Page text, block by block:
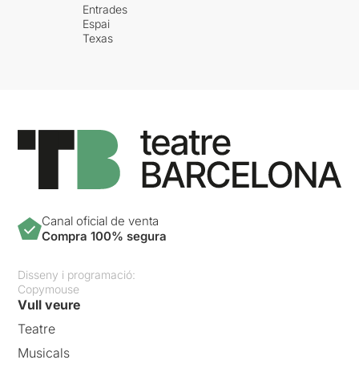
Entrades
Espai
Texas
Canal oficial de venta
Compra 100% segura
Disseny i programació:
Copymouse
Vull veure
Teatre
Musicals